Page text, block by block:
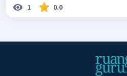
1 0.0